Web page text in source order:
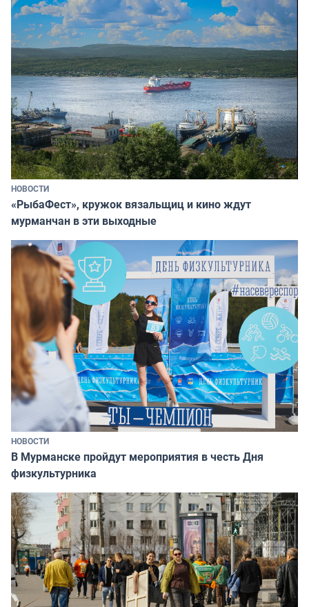
НОВОСТИ
«РыбаФест», кружок вязальщиц и кино ждут
мурманчан в эти выходные
НОВОСТИ
В Мурманске пройдут мероприятия в честь Дня
физкультурника